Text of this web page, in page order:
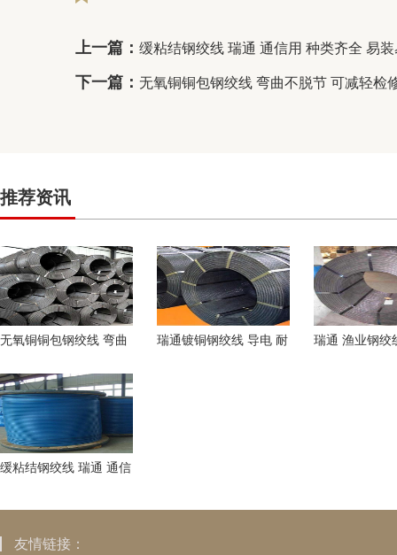
上一篇： 缓粘结钢绞线 瑞通 通信用 种类齐全 易
下一篇： 无氧铜铜包钢绞线 弯曲不脱节 可减轻检
推荐资讯
无氧铜铜包钢绞线 弯曲
瑞通镀铜钢绞线 导电 耐
瑞通 渔业钢绞
缓粘结钢绞线 瑞通 通信
友情链接：